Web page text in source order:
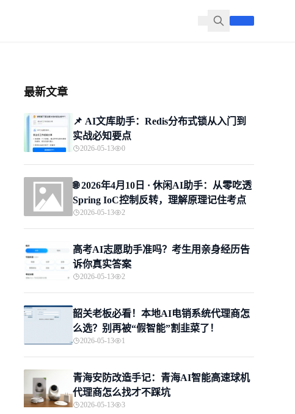
最新文章
📌 ​AI文库助手：Redis分布式锁从入门到
实战必知要点
2026-05-13 0
🌐 2026年4月10日 · 休闲AI助手：从零吃透
Spring IoC控制反转，理解原理记住考点
2026-05-13 2
高考AI志愿助手准吗？考生用亲身经历告
诉你真实答案
2026-05-13 2
韶关老板必看！本地AI电销系统代理商怎
么选？别再被“假智能”割韭菜了！
2026-05-13 1
青海安防改造手记：青海AI智能高速球机
代理商怎么找才不踩坑
2026-05-13 3